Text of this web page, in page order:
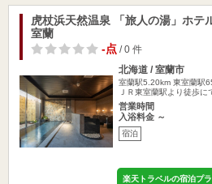
虎杖浜天然温泉 「旅人の湯」ホテ
室蘭
-点/ 0 件
北海道 / 室蘭市
室蘭駅5.20km 東室蘭駅
ＪＲ東室蘭駅より徒歩に
営業時間
入浴料金 ～
宿泊
楽天トラベルの宿泊プ